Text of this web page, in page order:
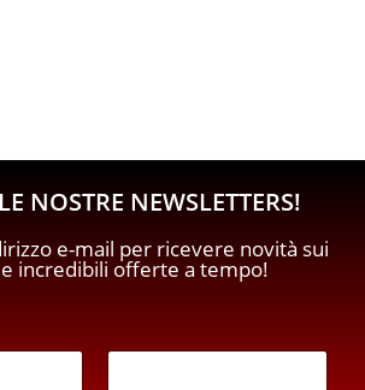
NOSTRE NEWSLETTERS!
e-mail per ricevere novità sui
incredibili offerte a tempo!